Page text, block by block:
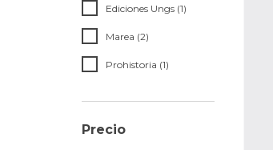
Ediciones Ungs (1)
Marea (2)
Prohistoria (1)
Precio